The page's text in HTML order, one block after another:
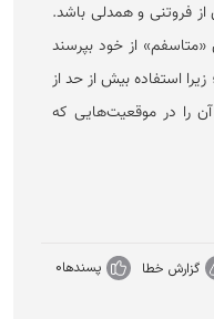
از فروتنی و همدلی باشد.
«متاسفم» از خود بپرسند
استفاده بیش از حد از
را در موقعیت‌هایی که
گزارش خطا پسندها0